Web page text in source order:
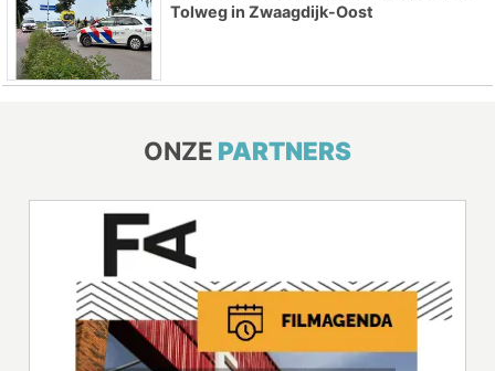
Tolweg in Zwaagdijk-Oost
ONZE PARTNERS